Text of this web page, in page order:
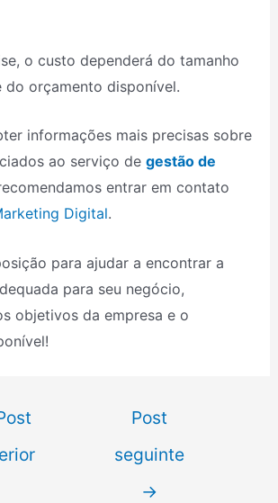
o custo dependerá do tamanho
do orçamento disponível.
informações mais precisas sobre
ao serviço de gestão de
entrar em contato
Digital.
para ajudar a encontrar a
para seu negócio,
objetivos da empresa e o
Post
seguinte
→